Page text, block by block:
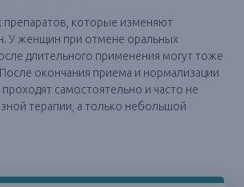
которые изменяют
У женщин при отмене оральных
длительного применения могут тоже
окончания приема и нормализации
самостоятельно и часто не
терапии, а только небольшой